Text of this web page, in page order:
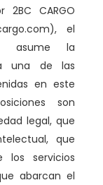
CARGO
el
y asume la
una de las
en este
son
legal, que
que
los servicios
abarcan el